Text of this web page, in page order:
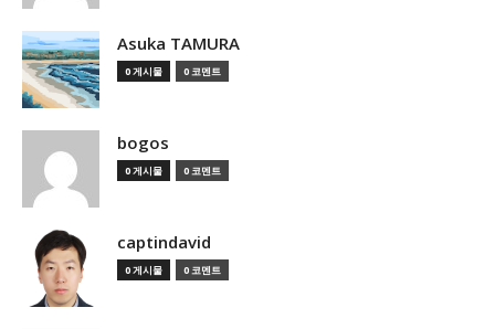
Asuka TAMURA
0 게시물 0 코멘트
bogos
0 게시물 0 코멘트
captindavid
0 게시물 0 코멘트